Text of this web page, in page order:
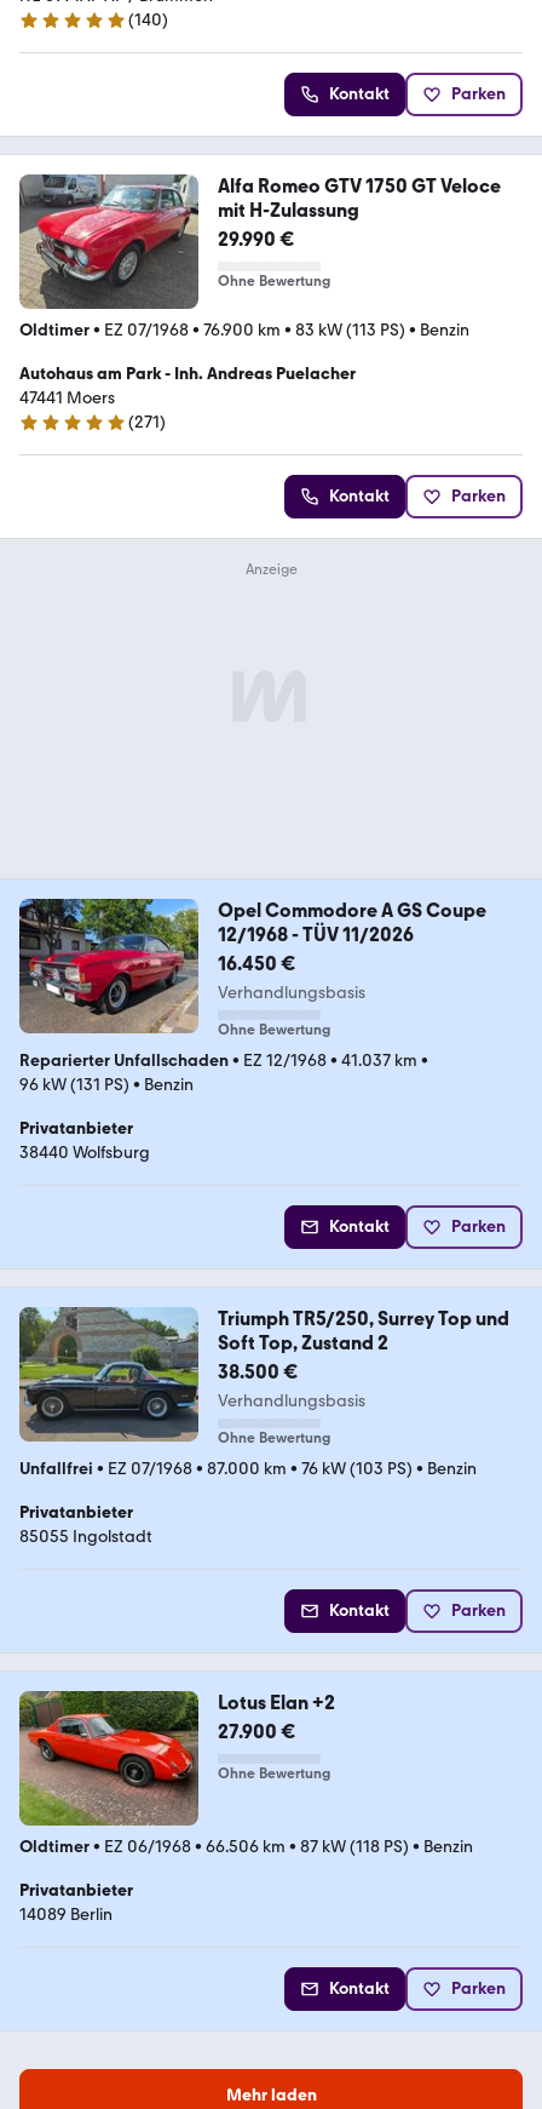
4.8 Sterne
(140)
Kontakt Parken
Alfa Romeo GTV 1750 GT Veloce
mit H-Zulassung
29.990 €
Ohne Bewertung
Oldtimer• EZ 07/1968• 76.900 km • 83 kW (113 PS) • Benzin
Autohaus am Park - Inh. Andreas Puelacher
47441 Moers
5 Sterne
(271)
Kontakt Parken
Opel Commodore A GS Coupe
12/1968 - TÜV 11/2026
16.450 €
Verhandlungsbasis
Ohne Bewertung
Reparierter Unfallschaden• EZ 12/1968• 41.037 km •
96 kW (131 PS) • Benzin
Privatanbieter
38440 Wolfsburg
Kontakt Parken
Triumph TR5/250, Surrey Top und
Soft Top, Zustand 2
38.500 €
Verhandlungsbasis
Ohne Bewertung
Unfallfrei • EZ 07/1968• 87.000 km • 76 kW (103 PS) • Benzin
Privatanbieter
85055 Ingolstadt
Kontakt Parken
Lotus Elan +2
27.900 €
Ohne Bewertung
Oldtimer• EZ 06/1968• 66.506 km • 87 kW (118 PS) • Benzin
Privatanbieter
14089 Berlin
Kontakt Parken
Mehr laden